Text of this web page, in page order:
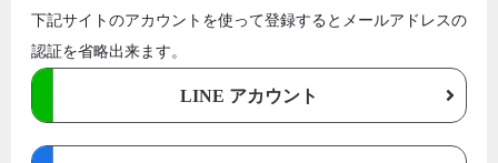
下記サイトのアカウントを使って登録するとメールアドレスの
認証を省略出来ます。
LINE アカウント